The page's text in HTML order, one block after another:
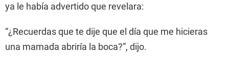
ya le había advertido que revelara:
“¿Recuerdas que te dije que el día que me hicieras
una mamada abriría la boca?”, dijo.